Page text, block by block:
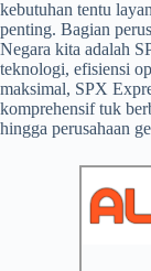
kebutuhan tentu
penting. Bagian
Negara kita adalah
teknologi, efisiensi
maksimal, SPX
komprehensif tuk
hingga perusahaan